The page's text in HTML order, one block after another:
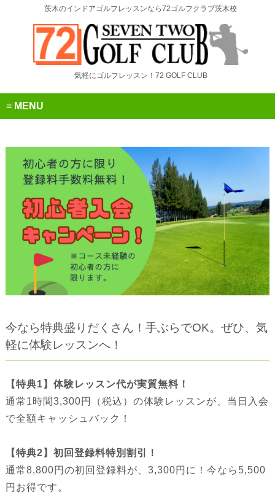
茨木のインドアゴルフレッスンなら72ゴルフクラブ茨木校
気軽にゴルフレッスン！72 GOLF CLUB
MENU
今なら特典盛りだくさん！手ぶらでOK。ぜひ、気
軽に体験レッスンへ！
【特典1】体験レッスン代が実質無料！
通常1時間3,300円（税込）の体験レッスンが、当日入会
で全額キャッシュバック！
【特典2】初回登録料特別割引！
通常8,800円の初回登録料が、3,300円に！今なら5,500
円お得です。